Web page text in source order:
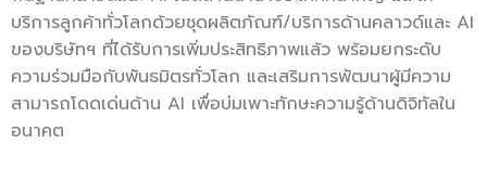
บริการลูกค้าทั่วโลกด้วยชุดผลิตภัณฑ์/บริการด้านคลาวด์และ AI
ของบริษัทฯ ที่ได้รับการเพิ่มประสิทธิภาพแล้ว พร้อมยกระดับ
ความร่วมมือกับพันธมิตรทั่วโลก และเสริมการพัฒนาผู้มีความ
สามารถโดดเด่นด้าน AI เพื่อบ่มเพาะทักษะความรู้ด้านดิจิทัลใน
อนาคต